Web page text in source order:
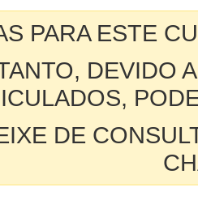
PARA ESTE
DEVIDO
DE